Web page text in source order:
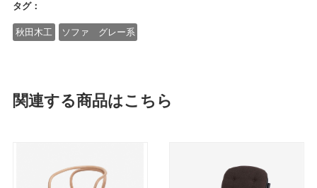
タグ：
秋田木工 ソファ グレー系
関連する商品はこちら